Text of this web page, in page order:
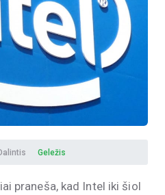
Geležis
praneša, kad Intel iki šiol